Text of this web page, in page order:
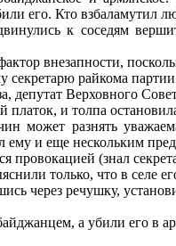
его. Кто взбаламутил
к соседям
внезапности,
секретарю райкома
депутат Верховного
и толпа
может разнять
и еще нескольким
провокацией (знал
только, что в селе
через речушку,
а убили его в